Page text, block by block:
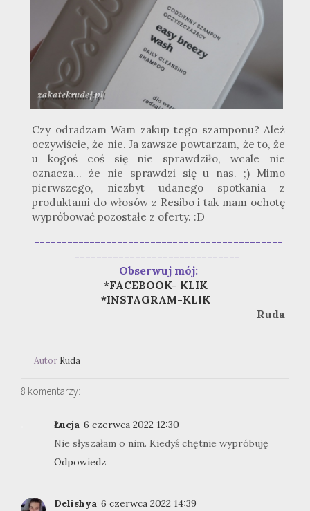
Czy odradzam Wam zakup tego szamponu? Ależ
oczywiście, że nie. Ja zawsze powtarzam, że to, że
u kogoś coś się nie sprawdziło, wcale nie
oznacza... że nie sprawdzi się u nas. ;) Mimo
pierwszego, niezbyt udanego spotkania z
produktami do włosów z Resibo i tak mam ochotę
wypróbować pozostałe z oferty. :D
---------------------------------------------
------------------------------
Obserwuj mój:
*FACEBOOK- KLIK
*INSTAGRAM-KLIK
Ruda
Autor Ruda
8 komentarzy:
Łucja 6 czerwca 2022 12:30
Nie słyszałam o nim. Kiedyś chętnie wypróbuję
Odpowiedz
Delishya 6 czerwca 2022 14:39